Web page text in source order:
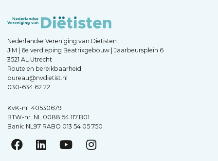
Nederlandse Vereniging van Diëtisten
JIM | 6e verdieping Beatrixgebouw | Jaarbeursplein 6
3521 AL Utrecht
Route en bereikbaarheid
bureau@nvdietist.nl
030-634 62 22
KvK-nr. 40530679
BTW-nr. NL.0088.54.117.B01
Bank: NL97 RABO 013 54 05 750